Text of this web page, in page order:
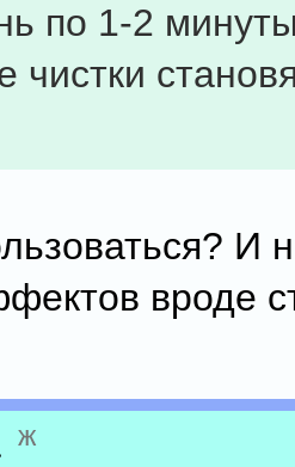
по 1-2
чистки
И
вроде
ж